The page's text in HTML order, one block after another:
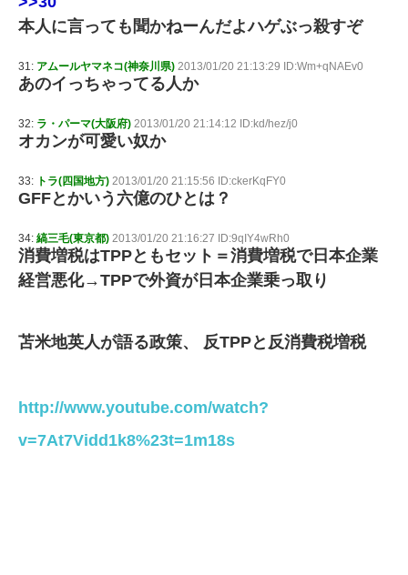
本人に言っても聞かねーんだよハゲぶっ殺すぞ
31: アムールヤマネコ(神奈川県) 2013/01/20 21:13:29 ID:Wm+qNAEv0
あのイっちゃってる人か
32: ラ・パーマ(大阪府) 2013/01/20 21:14:12 ID:kd/hez/j0
オカンが可愛い奴か
33: トラ(四国地方) 2013/01/20 21:15:56 ID:ckerKqFY0
GFFとかいう六億のひとは？
34: 縞三毛(東京都) 2013/01/20 21:16:27 ID:9qIY4wRh0
消費増税はTPPともセット＝消費増税で日本企業
経営悪化→TPPで外資が日本企業乗っ取り
苫米地英人が語る政策、 反TPPと反消費税増税
http://www.youtube.com/watch?
v=7At7Vidd1k8%23t=1m18s